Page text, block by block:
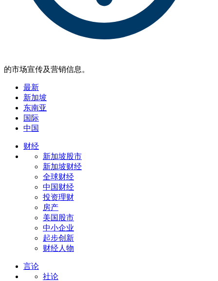
的市场宣传及营销信息。
最新
新加坡
东南亚
国际
中国
财经
新加坡股市
新加坡财经
全球财经
中国财经
投资理财
房产
美国股市
中小企业
起步创新
财经人物
言论
社论